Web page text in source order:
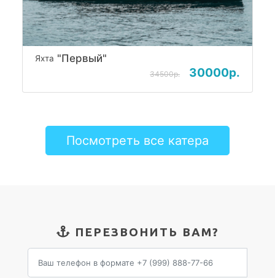
Яхта "Первый"
34500р. 30000р.
Посмотреть все катера
ПЕРЕЗВОНИТЬ ВАМ?